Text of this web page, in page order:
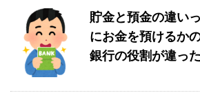
貯金と預金の違い
にお金を預けるか
銀行の役割が違っ